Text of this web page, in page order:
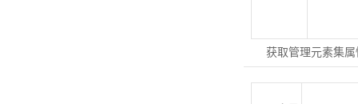
获取管理元素集